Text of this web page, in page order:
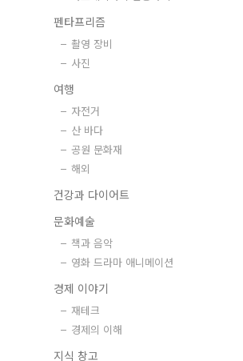
펜타프리즘
촬영 장비
사진
여행
자전거
산 바다
공원 문화재
해외
건강과 다이어트
문화예술
책과 음악
영화 드라마 애니메이션
경제 이야기
재테크
경제의 이해
지식 창고